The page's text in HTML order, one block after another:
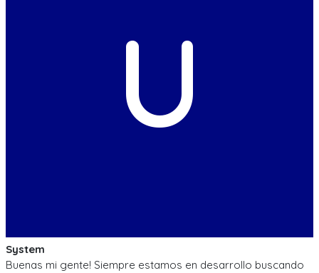
U
System
Buenas mi gente! Siempre estamos en desarrollo buscando